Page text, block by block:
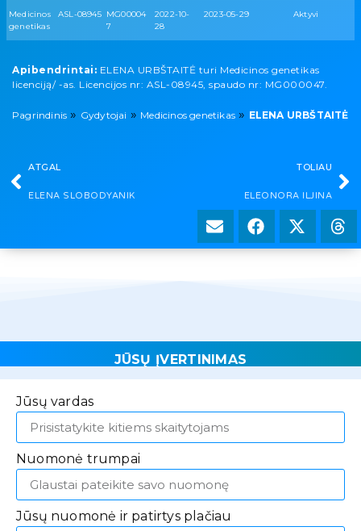
Medicinos
genetikas
ASL-08945 MG00004
7
2022-10-
28
2023-05-29 Aktyvi
Apibendrintai: ELENA URBŠTAITĖ turi Medicinos genetikas
licenciją/ -as. Licencijos nr: ASL-08945, spaudo nr: MG000047.
Pagrindinis » Gydytojai » Medicinos genetikas » ELENA URBŠTAITĖ
ATGAL
ELENA SLOBODYANIK
TOLIAU
ELEONORA ILJINA
JŪSŲ ĮVERTINIMAS
Jūsų vardas
Nuomonė trumpai
Jūsų nuomonė ir patirtys plačiau